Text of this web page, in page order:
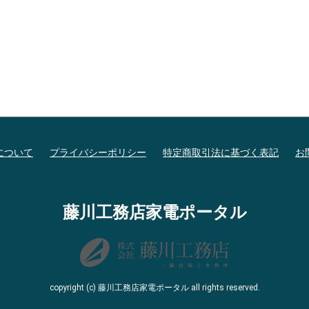
ついて プライバシーポリシー 特定商取引法に基づく表記 お
藤川工務店家電ポータル
copyright (c) 藤川工務店家電ポータル all rights reserved.